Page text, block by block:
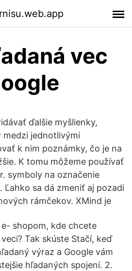
vec
ďalšie myšlienky,
jednotlivými
k nim poznámky, čo je na
K tomu môžeme používať
symboly na označenie
Ľahko sa dá zmeniť aj pozadi
rámčekov. XMind je
shopom, kde chcete
Tak skúste Stačí, keď
výraz a Google vám
hľadaných spojení. 2.